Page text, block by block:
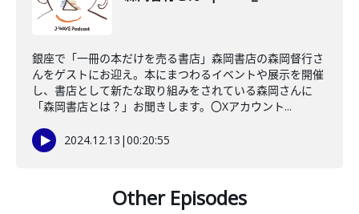
銀座で「一冊の本だけを売る書店」森岡書店の森岡督行さ
んをゲストにお迎え。本にまつわるイベントや展示を開催
し、書店として新たな取り組みをされている森岡さんに
「森岡書店とは？」お聞きします。〇Xアカウント...
2024.12.13 |00:20:55
Other Episodes